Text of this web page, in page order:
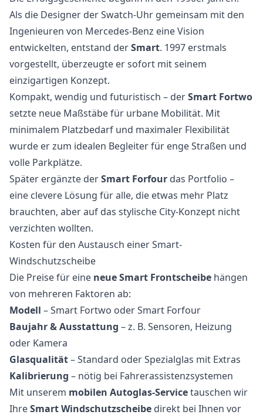
Als die Designer der Swatch-Uhr gemeinsam mit den
Ingenieuren von Mercedes-Benz eine Vision
entwickelten, entstand derSmart. 1997 erstmals
vorgestellt, überzeugte er sofort mit seinem
einzigartigen Konzept.
Kompakt, wendig und futuristisch – derSmart Fortwo
setzte neue Maßstäbe für urbane Mobilität. Mit
minimalem Platzbedarf und maximaler Flexibilität
wurde er zum idealen Begleiter für enge Straßen und
volle Parkplätze.
Später ergänzte derSmart Forfour das Portfolio –
eine clevere Lösung für alle, die etwas mehr Platz
brauchten, aber auf das stylische City-Konzept nicht
verzichten wollten.
Kosten für den Austausch einer Smart-
Windschutzscheibe
Die Preise für eine neue Smart Frontscheibe hängen
von mehreren Faktoren ab:
Modell – Smart Fortwo oder Smart Forfour
Baujahr & Ausstattung – z. B. Sensoren, Heizung
oder Kamera
Glasqualität– Standard oder Spezialglas mit Extras
Kalibrierung – nötig bei Fahrerassistenzsystemen
Mit unserem mobilen Autoglas-Servicetauschen wir
IhreSmart Windschutzscheibe direkt bei Ihnen vor